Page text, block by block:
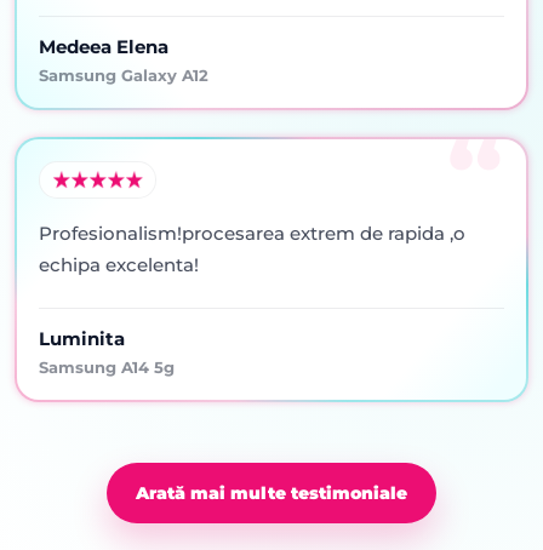
Medeea Elena
Samsung Galaxy A12
Profesionalism!procesarea extrem de rapida ,o
echipa excelenta!
Luminita
Samsung A14 5g
Arată mai multe testimoniale